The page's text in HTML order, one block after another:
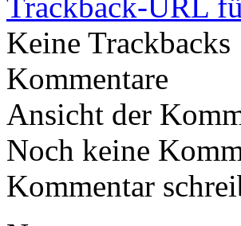
Keine Trackbacks
Kommentare
Ansicht der
Noch keine
Kommentar